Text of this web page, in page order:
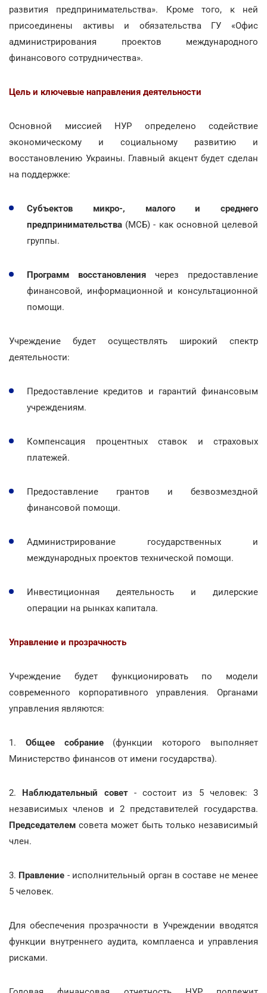
развития предпринимательства». Кроме того, к ней
присоединены активы и обязательства ГУ «Офис
администрирования проектов международного
финансового сотрудничества».
Цель и ключевые направления деятельности
Основной миссией НУР определено содействие
экономическому и социальному развитию и
восстановлению Украины. Главный акцент будет сделан
на поддержке:
Субъектов микро-, малого и среднего
предпринимательства (МСБ) - как основной целевой
группы.
Программ восстановления через предоставление
финансовой, информационной и консультационной
помощи.
Учреждение будет осуществлять широкий спектр
деятельности:
Предоставление кредитов и гарантий финансовым
учреждениям.
Компенсация процентных ставок и страховых
платежей.
Предоставление грантов и безвозмездной
финансовой помощи.
Администрирование государственных и
международных проектов технической помощи.
Инвестиционная деятельность и дилерские
операции на рынках капитала.
Управление и прозрачность
Учреждение будет функционировать по модели
современного корпоративного управления. Органами
управления являются:
1. Общее собрание (функции которого выполняет
Министерство финансов от имени государства).
2. Наблюдательный совет - состоит из 5 человек: 3
независимых членов и 2 представителей государства.
Председателемсовета может быть только независимый
член.
3. Правление - исполнительный орган в составе не менее
5 человек.
Для обеспечения прозрачности в Учреждении вводятся
функции внутреннего аудита, комплаенса и управления
рисками.